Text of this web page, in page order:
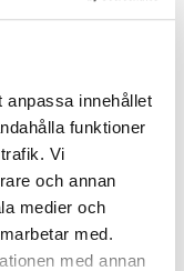
anpassa innehållet
funktioner
Vi
och annan
medier och
med.
med annan